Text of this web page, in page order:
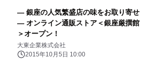
― 銀座の人気繁盛店の味をお取り寄せ
― オンライン通販ストア＜銀座厳撰館
＞オープン！
大東企業株式会社
2015年10月5日 10:00